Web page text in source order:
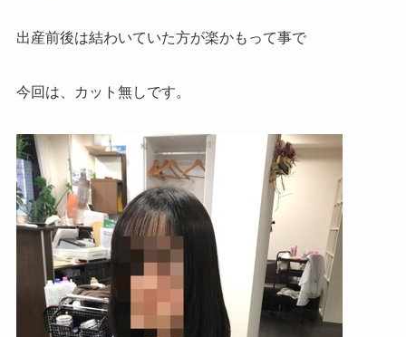
出産前後は結わいていた方が楽かもって事で
今回は、カット無しです。